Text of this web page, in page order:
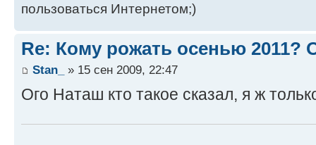
пользоваться Интернетом;)
Re: Кому рожать осенью 2011?
Stan_ » 15 сен 2009, 22:47
Ого Наташ кто такое сказал, я ж